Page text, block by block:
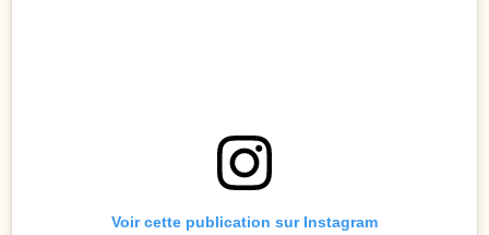
Voir cette publication sur Instagram